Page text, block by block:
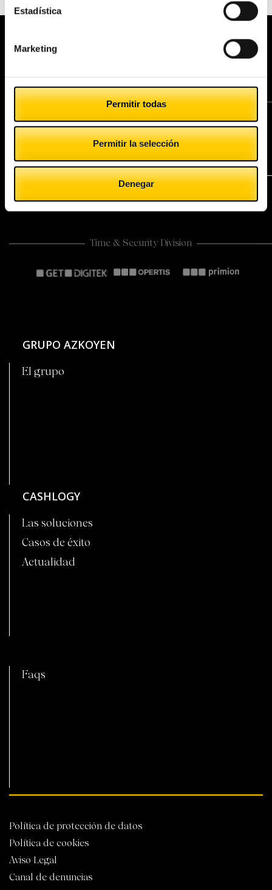
Estadística
Marketing
Permitir todas
Permitir la selección
Denegar
Coffee & Vending Systems Division
Payment Technologies Division
Time & Security Division
GRUPO AZKOYEN
El grupo
CASHLOGY
Las soluciones
Casos de éxito
Actualidad
Faqs
Política de protección de datos
Política de cookies
Aviso Legal
Canal de denuncias